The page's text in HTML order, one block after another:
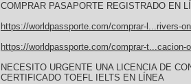
COMPRAR PASAPORTE REGISTRADO EN
https://worldpassporte.com/comprar-l...rivers-
https://worldpassporte.com/comprar-t...cacion-
NECESITO URGENTE UNA LICENCIA DE
CERTIFICADO TOEFL IELTS EN LÍNEA